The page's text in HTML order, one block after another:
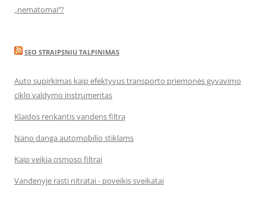
„nematomai‘‘?
SEO STRAIPSNIU TALPINIMAS
Auto supirkimas kaip efektyvus transporto priemonės gyvavimo
ciklo valdymo instrumentas
Klaidos renkantis vandens filtrą
Nano danga automobilio stiklams
Kaip veikia osmoso filtrai
Vandenyje rasti nitratai - poveikis sveikatai